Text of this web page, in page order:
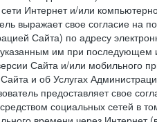
Интернет и/или
выражает свое согласие на
Сайта) по адресу
им при
Сайта и/или мобильного
и об Услугах
предоставляет свое
социальных сетей в